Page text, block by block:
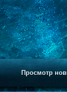
Просмотр